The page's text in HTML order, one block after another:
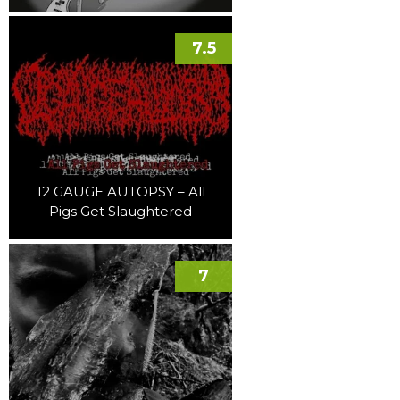
12 GAUGE AUTOPSY – All
Pigs Get Slaughtered
7.5
7